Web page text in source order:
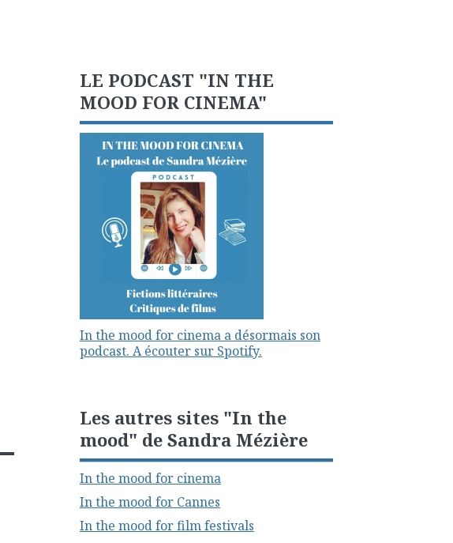
LE PODCAST "IN THE
MOOD FOR CINEMA"
In the mood for cinema a désormais son
podcast. A écouter sur Spotify.
Les autres sites "In the
mood" de Sandra Mézière
In the mood for cinema
In the mood for Cannes
In the mood for film festivals